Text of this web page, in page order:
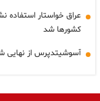
عراق خواستار استفاده
کشورها شد
آسوشیتدپرس از